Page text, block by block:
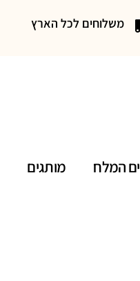
משלוחים לכל הארץ
ים המלח מותגים